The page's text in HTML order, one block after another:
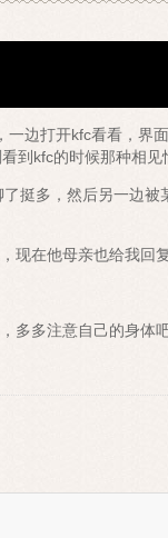
边打开kfc看看，界
到kfc的时候那种相见
挺多，然后另一边
现在他母亲也给我回
多多注意自己的身体吧